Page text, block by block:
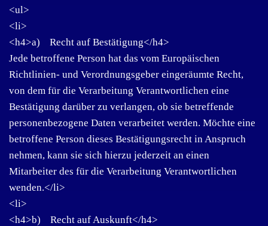
<ul>
<li>
<h4>a) Recht auf Bestätigung</h4>
Jede betroffene Person hat das vom Europäischen
Richtlinien- und Verordnungsgeber eingeräumte Recht,
von dem für die Verarbeitung Verantwortlichen eine
Bestätigung darüber zu verlangen, ob sie betreffende
personenbezogene Daten verarbeitet werden. Möchte eine
betroffene Person dieses Bestätigungsrecht in Anspruch
nehmen, kann sie sich hierzu jederzeit an einen
Mitarbeiter des für die Verarbeitung Verantwortlichen
wenden.</li>
<li>
<h4>b) Recht auf Auskunft</h4>